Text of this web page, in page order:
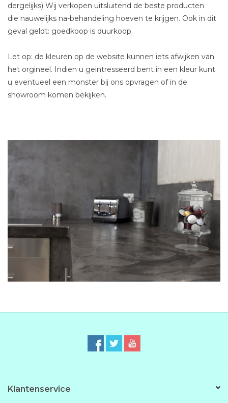
dergelijks) Wij verkopen uitsluitend de beste producten
die nauwelijks na-behandeling hoeven te krijgen. Ook in dit
geval geldt: goedkoop is duurkoop.
Let op: de kleuren op de website kunnen iets afwijken van
het orgineel. Indien u geintresseerd bent in een kleur kunt
u eventueel een monster bij ons opvragen of in de
showroom komen bekijken.
Klantenservice